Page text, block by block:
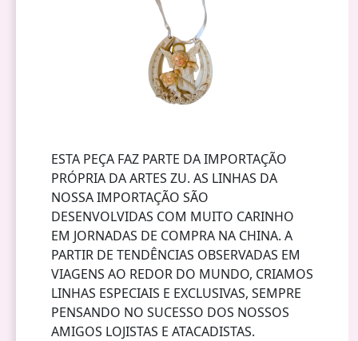
ESTA PEÇA FAZ PARTE DA IMPORTAÇÃO
PRÓPRIA DA ARTES ZU. AS LINHAS DA
NOSSA IMPORTAÇÃO SÃO
DESENVOLVIDAS COM MUITO CARINHO
EM JORNADAS DE COMPRA NA CHINA. A
PARTIR DE TENDÊNCIAS OBSERVADAS EM
VIAGENS AO REDOR DO MUNDO, CRIAMOS
LINHAS ESPECIAIS E EXCLUSIVAS, SEMPRE
PENSANDO NO SUCESSO DOS NOSSOS
AMIGOS LOJISTAS E ATACADISTAS.